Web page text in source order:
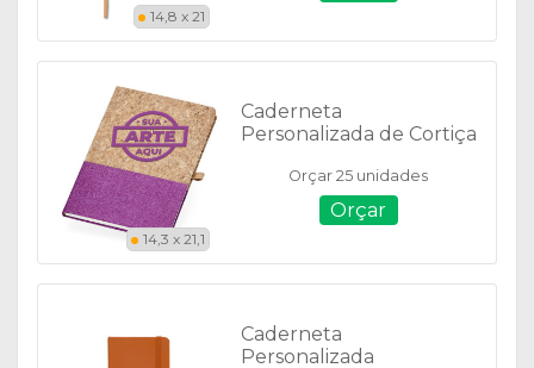
14,8 x 21
14,3 x 21,1
Caderneta
Personalizada de Cortiça
Orçar 25 unidades
Orçar
Caderneta
Personalizada